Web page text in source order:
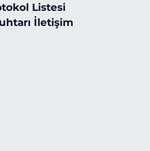
Listesi
İletişim